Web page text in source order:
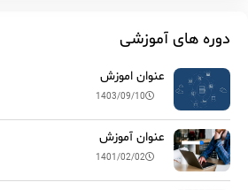
دوره های آموزشی
عنوان اموزش
1403/09/10
عنوان آموزش
1401/02/02